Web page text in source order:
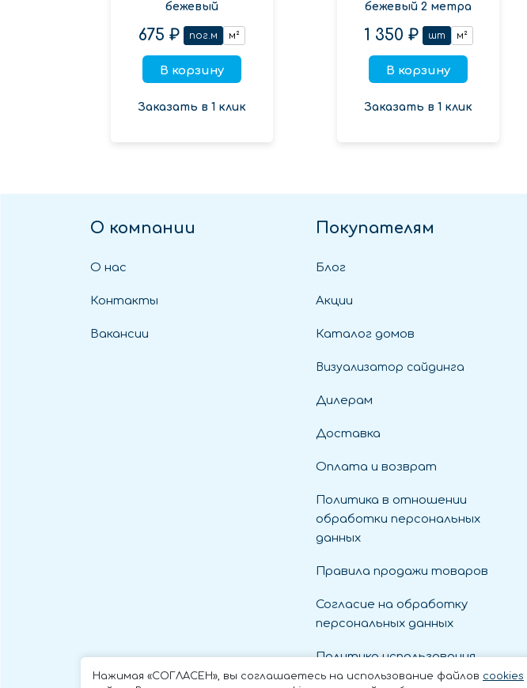
бежевый
675 ₽ пог.м м²
В корзину
Заказать в 1 клик
бежевый 2 метра
1 350 ₽ шт м²
В корзину
Заказать в 1 клик
Нажимая «СОГЛАСЕН», вы соглашаетесь на использование файлов cookies
О компании
О нас
Контакты
Вакансии
Покупателям
Блог
Акции
Каталог домов
Визуализатор сайдинга
Дилерам
Доставка
Оплата и возврат
Политика в отношении
обработки персональных
данных
Правила продажи товаров
Согласие на обработку
персональных данных
Политика использования
cookies